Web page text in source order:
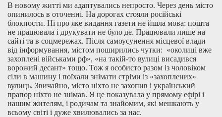
В новому житті ми адаптувались непросто. Через день місто
опинилось в оточенні. На дорогах стояли російські
блокпости. Ні про яке видання газети не йшла мова: пошта
не працювала і друкувати не було де. Працювали лише на
сайті та в соцмережах. Після самоусунення місцевої влади
від інформування, містом поширились чутки: «околиці вже
захоплені військами рф», «на такій-то вулиці висадився
ворожий десант» тощо. Тож я особисто разом із чоловіком
сіли в машину і поїхали знімати стріми із «захоплених»
вулиць. Звичайно, місто ніхто не захопив і український
прапор ніхто не знімав. Я це показувала у прямому ефірі і
нашим жителям, і родичам та знайомим, які мешкають у
всьому світі і дуже хвилювались за нас.